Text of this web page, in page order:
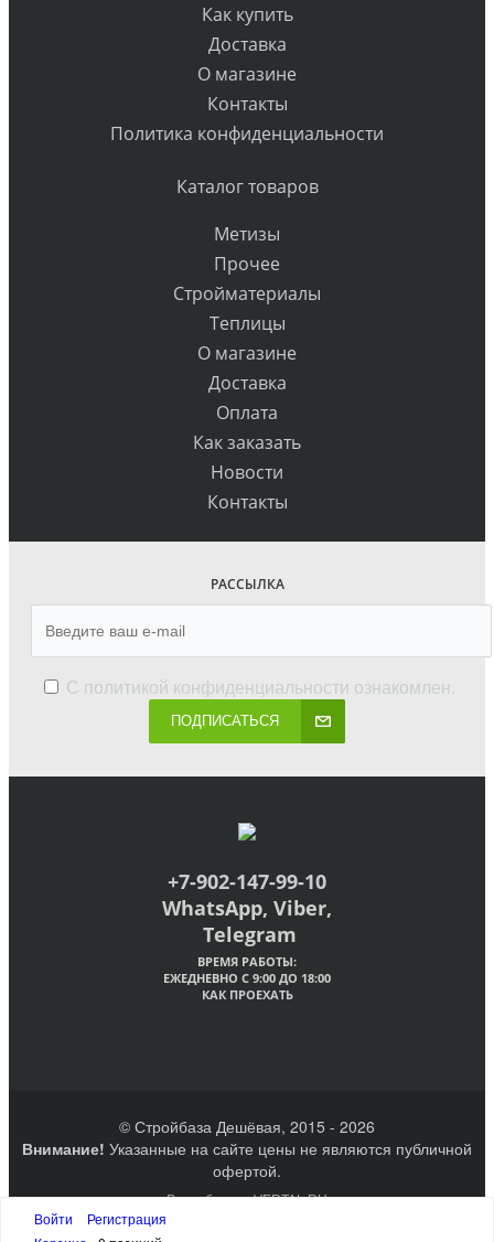
Как купить
Доставка
О магазине
Контакты
Политика конфиденциальности
Каталог товаров
Метизы
Прочее
Стройматериалы
Теплицы
О магазине
Доставка
Оплата
Как заказать
Новости
Контакты
РАССЫЛКА
С политикой конфиденциальности ознакомлен.
ПОДПИСАТЬСЯ
+7-902-147-99-10
WhatsApp, Viber,
Telegram
ВРЕМЯ РАБОТЫ:
ЕЖЕДНЕВНО С 9:00 ДО 18:00
КАК ПРОЕХАТЬ
© Стройбаза Дешёвая, 2015 - 2026
Внимание! Указанные на сайте цены не являются публичной
офертой.
Разработано VERTAL.RU
Создание сайтов Великий Новгород
Войти
Регистрация